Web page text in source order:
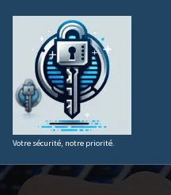
contenu
Votre sécurité, notre priorité.